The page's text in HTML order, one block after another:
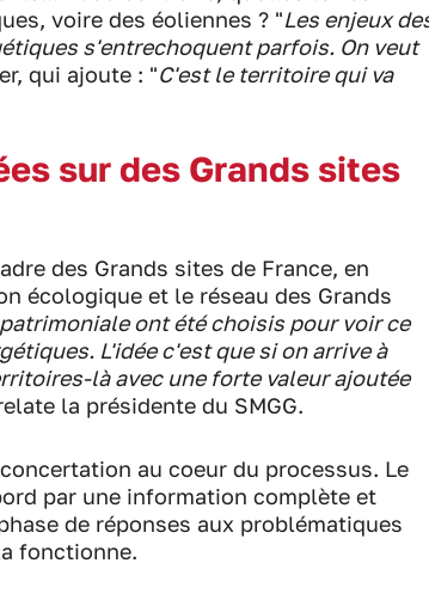
voire des éoliennes ? "Les enjeux
s'entrechoquent parfois. On veut
qui ajoute : "C'est le territoire qui va
sur des Grands sites
des Grands sites de France, en
écologique et le réseau des Grands
ont été choisis pour voir ce
L'idée c'est que si on arrive à
là avec une forte valeur ajoutée
la présidente du SMGG.
au coeur du processus. Le
par une information complète et
de réponses aux problématiques
fonctionne.